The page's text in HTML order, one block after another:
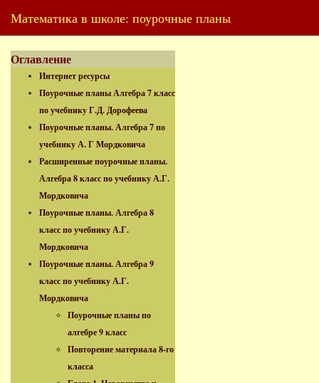
Математика в школе: поурочные планы
Оглавление
Интернет ресурсы
Поурочные планы Алгебра 7 класс
по учебнику Г.Д. Дорофеева
Поурочные планы. Алгебра 7 по
учебнику А. Г Мордковича
Расширенные поурочные планы.
Алгебра 8 класс по учебнику А.Г.
Мордковича
Поурочные планы. Алгебра 8
класс по учебнику А.Г.
Мордковича
Поурочные планы. Алгебра 9
класс по учебнику А.Г.
Мордковича
Поурочные планы по
алгебре 9 класс
Повторение материала 8-го
класса